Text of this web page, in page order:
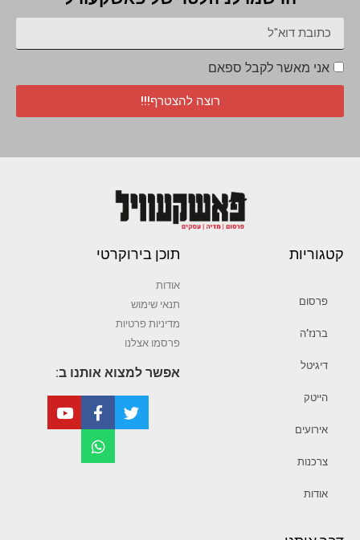
אני מאשר לקבל ספאם
רוצה להצטרף!!!
קטגוריות
פרסום
ברנז’ה
דיגיטל
הייטק
אירועים
צרכנות
אודות
תוכן בירוקרטי
אודות
תנאי שימוש
מדיניות פרטיות
פרסמו אצלנו
אפשר למצוא אותנו ב: